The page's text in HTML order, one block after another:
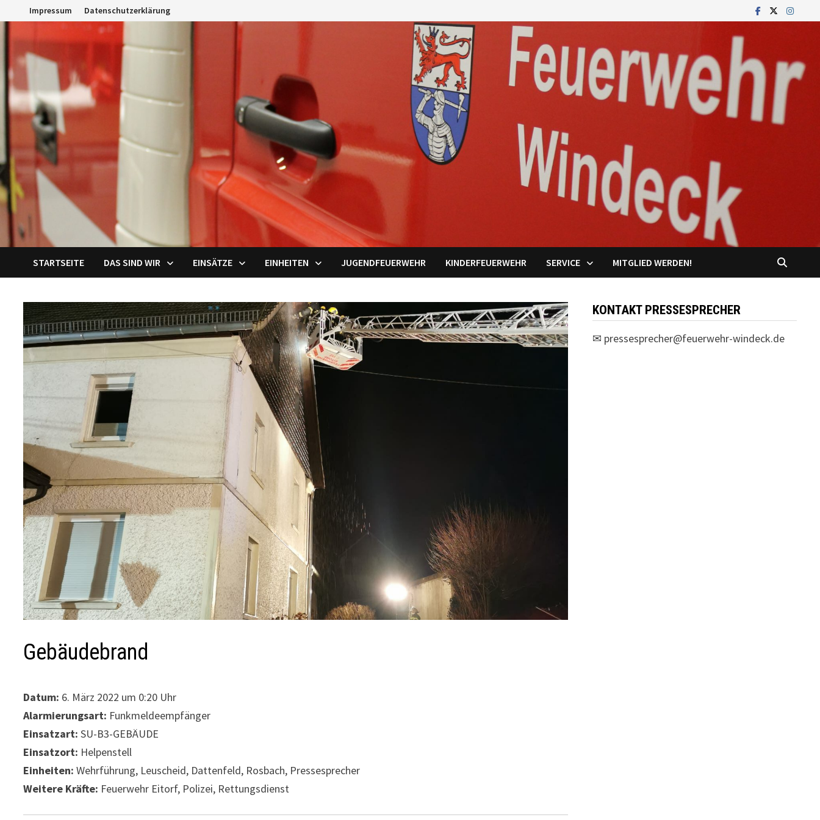
Inhalt
springen
Impressum Datenschutzerklärung
STARTSEITE DAS SIND WIR EINSÄTZE EINHEITEN JUGENDFEUERWEHR KINDERFEUERWEHR SERVICE MITGLIED WERDEN!
Gebäudebrand
Datum: 6. März 2022 um 0:20 Uhr
Alarmierungsart: Funkmeldeempfänger
Einsatzart: SU-B3-GEBÄUDE
Einsatzort: Helpenstell
Einheiten: Wehrführung, Leuscheid, Dattenfeld, Rosbach, Pressesprecher
Weitere Kräfte: Feuerwehr Eitorf, Polizei, Rettungsdienst
KONTAKT PRESSESPRECHER
✉ pressesprecher@feuerwehr-windeck.de